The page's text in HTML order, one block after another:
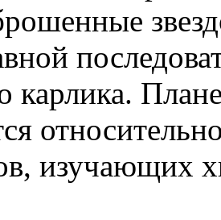
карлика.
изучающих